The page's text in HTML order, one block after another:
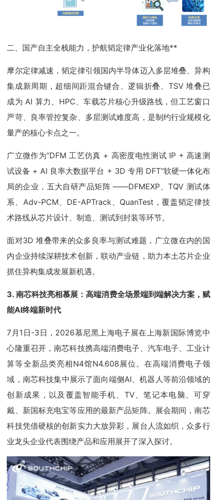
二、国产自主全栈能力，护航韬定律产业化落地**
摩尔定律减速，韬定律引领国内半导体迈入多层堆叠、异构
集成新周期，超细间距混合键合、逻辑折叠、TSV 堆叠已
成为 AI 算力、HPC、车载芯片核心升级路线，但工艺窗口
严苛、良率管控复杂、多层测试难度高，是制约行业规模化
量产的核心卡点之一。
广立微作为“DFM 工艺仿真 + 高密度电性测试 IP + 高速测
试设备 + AI 良率大数据平台 + 3D 专用 DFT“软硬一体化布
局的企业，五大自研产品矩阵 ——DFMEXP、TQV 测试体
系、Adv-PCM、DE-APTrack、QuanTest，覆盖韬定律技
术路线从芯片设计、制造、测试到封装等环节。
面对3D 堆叠带来的众多良率与测试难题，广立微在内的国
内企业持续深耕技术创新，联动产业链，助力本土芯片企业
抓住异构集成发展新机遇。
3. 南芯科技亮相慕展：高端消费全场景端到端解决方案，赋
能AI终端新时代
7月1日-3日，2026慕尼黑上海电子展在上海新国际博览中
心隆重召开，南芯科技携高端消费电子、汽车电子、工业计
算等全新品类亮相N4馆N4.608展位。在高端消费电子领
域，南芯科技集中展示了面向端侧AI、机器人等前沿领域的
创新成果，以及覆盖智能手机、TV、笔记本电脑、可穿
戴、新国标充电宝等应用的最新产品矩阵。展会期间，南芯
科技凭借硬核的创新实力大放异彩，展台人流如织，众多行
业龙头企业代表围绕产品和应用展开了深入探讨。